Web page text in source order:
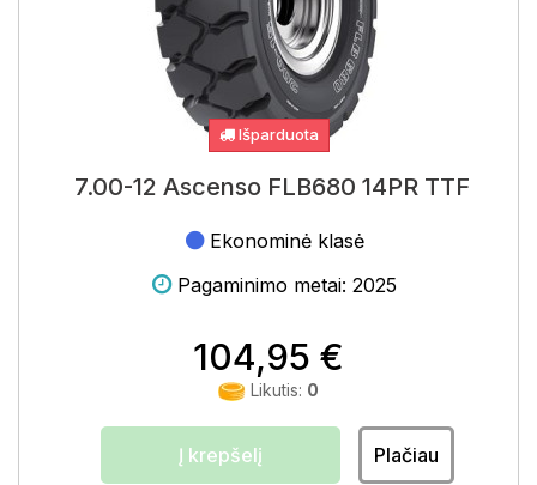
Išparduota
7.00-12 Ascenso FLB680 14PR TTF
Ekonominė klasė
Pagaminimo metai: 2025
104,95 €
Likutis: 0
Į krepšelį Plačiau